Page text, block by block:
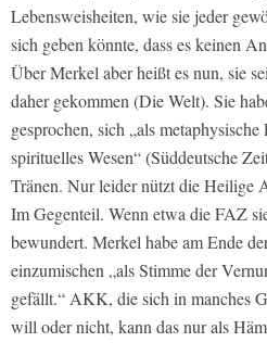
Lebensweisheiten, wie sie jeder
sich geben könnte, dass es keinen
Über Merkel aber heißt es nun, sie
daher gekommen (Die Welt). Sie
gesprochen, sich „als
spirituelles Wesen“ (Süddeutsche
Tränen. Nur leider nützt die Heilige
Im Gegenteil. Wenn etwa die FAZ
bewundert. Merkel habe am Ende
einzumischen „als Stimme der
gefällt.“ AKK, die sich in manches
will oder nicht, kann das nur als